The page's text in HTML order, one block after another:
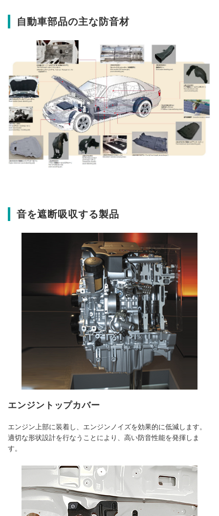
自動車部品の主な防音材
音を遮断吸収する製品
エンジントップカバー
エンジン上部に装着し、エンジンノイズを効果的に低減します。
適切な形状設計を行なうことにより、高い防音性能を発揮しま
す。